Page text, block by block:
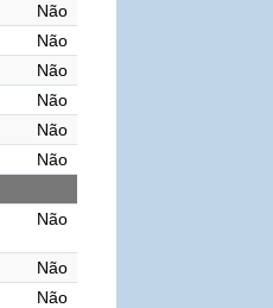
Não
Não
Não
Não
Não
Não
Não
Não
Não